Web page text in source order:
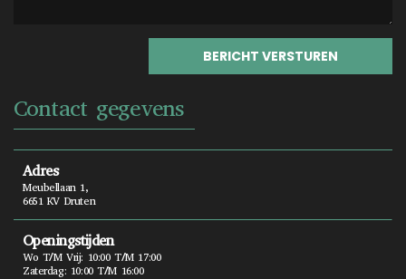
Contact gegevens
Adres
Meubellaan 1,
6651 KV Druten
Openingstijden
Wo T/m Vrij: 10:00 T/m 17:00
Zaterdag: 10:00 T/m 16:00